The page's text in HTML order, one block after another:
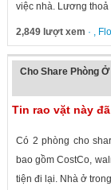
việc nhà. Lương thoả
2,849 lượt xem · ,
Cho Share Phòng
Tin rao vặt này
Có 2 phòng cho
bao gồm CostCo,
tiện đi lại. Nhà ở